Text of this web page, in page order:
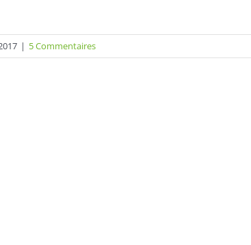
| 5 Commentaires